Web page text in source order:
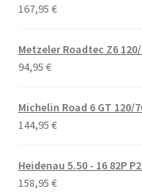
167,95 €
Metzeler Roadtec Z6
94,95 €
Michelin Road 6 GT 120/
144,95 €
Heidenau 5.50 - 16 82P
158,95 €